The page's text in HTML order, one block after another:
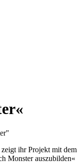
ihr Projekt mit dem
Monster auszubilden«